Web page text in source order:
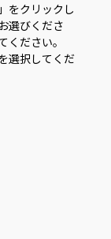
をクリックし
選びくださ
ださい。
選択してくだ